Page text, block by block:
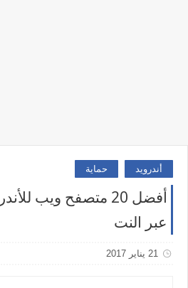
أندرويد حماية
أفضل 20 متصفح ويب
عبر النت
21 يناير 2017